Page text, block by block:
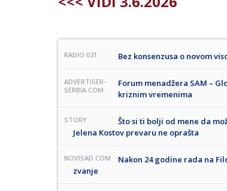
RADIO 021 Bez konsenzusa o novom
ADVERTISER-
SERBIA.COM
Forum menadžera SAM –
kriznim vremenima
STORY
Što si ti bolji od mene da
Jelena Kostov prevaru ne oprašta
NOVISAD.COM
Nakon 24 godine rada na
zvanje